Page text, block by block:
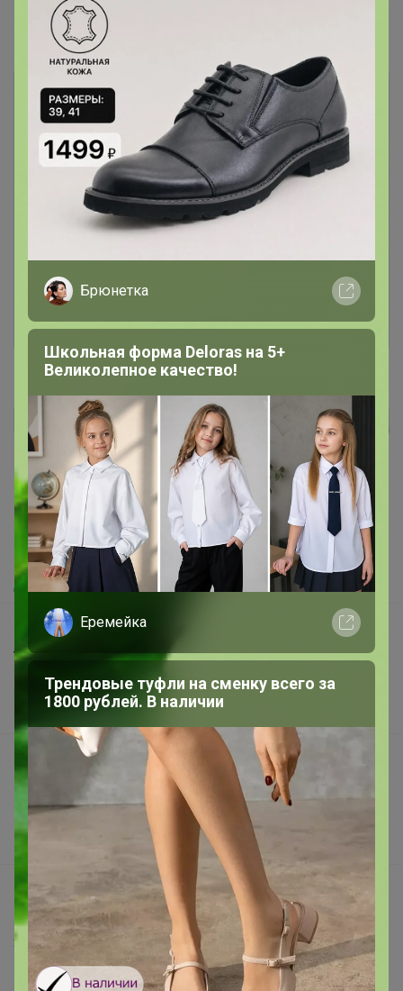
Чтобы ответить или задать вопрос
необходимо авторизоваться на сайте
Это займет меньше минуты
Реклама
Как здесь все устроено?
Как сделать заказ?
Как получить?
Доставка
Шоурумы
Торговые марки
Наша команда
Подарочные сертификаты
Реклама на сайте
Поставщикам
support@24-ok.ru
Написать в поддержку
Защита покупателя
Помощь
Брюнетка
Школьная форма Deloras на 5+
Великолепное качество!
Еремейка
Трендовые туфли на сменку всего за
1800 рублей. В наличии